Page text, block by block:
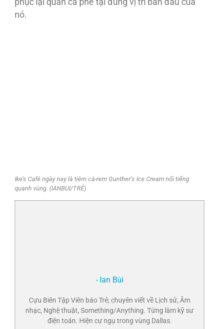
phục lại quán cà phê tại đúng vị trí ban đầu của
nó.
Ike’s Café ngày nay là tiệm cà-rem Gunther’s Ice Cream nổi tiếng
quanh vùng. (IANBUI/TRẺ)
- Ian Bùi
Cựu Biên Tập Viên báo Trẻ; chuyên viết về Lịch sử, Âm
nhạc, Nghệ thuật, Something/Anything. Từng làm kỹ sư
điện toán. Hiện cư ngụ trong vùng Dallas.